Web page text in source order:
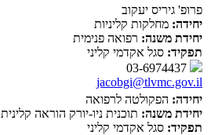
פרופ' גיריס יעקוב
יחידה: מחלקות קליניות
יחידת משנה: רפואה פנימית
תפקיד: סגל אקדמי קליני
jacobgi@tlvmc.gov.il
יחידה: הפקולטה לרפואה
יחידת משנה: תוכנית ניו-יורק הוראה קלינית
תפקיד: סגל אקדמי קליני